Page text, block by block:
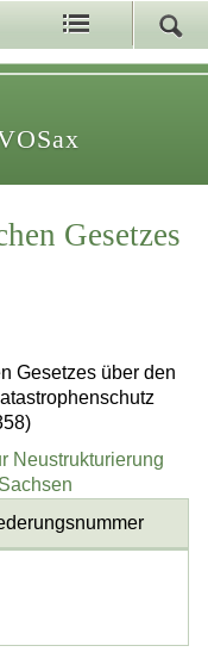
Gesetzes
Gesetzes über den
Neustrukturierung